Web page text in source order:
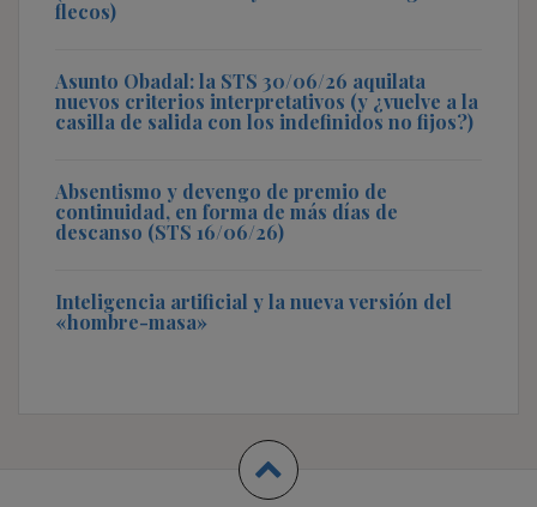
flecos)
Asunto Obadal: la STS 30/06/26 aquilata
nuevos criterios interpretativos (y ¿vuelve a la
casilla de salida con los indefinidos no fijos?)
Absentismo y devengo de premio de
continuidad, en forma de más días de
descanso (STS 16/06/26)
Inteligencia artificial y la nueva versión del
«hombre-masa»